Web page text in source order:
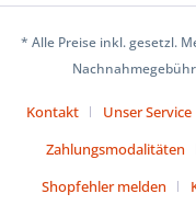
* Alle Preise inkl. gesetzl.
Kontakt Unser Service
Zahlungsmodalitäten
Shopfehler melden